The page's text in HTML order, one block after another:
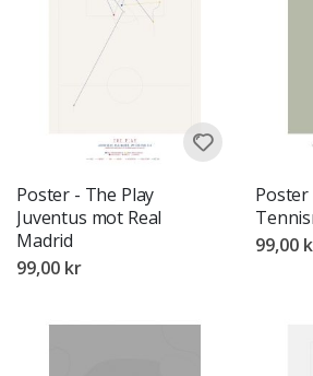
Poster - The Play
Juventus mot Real
Madrid
99,00 kr
Poster
99,00